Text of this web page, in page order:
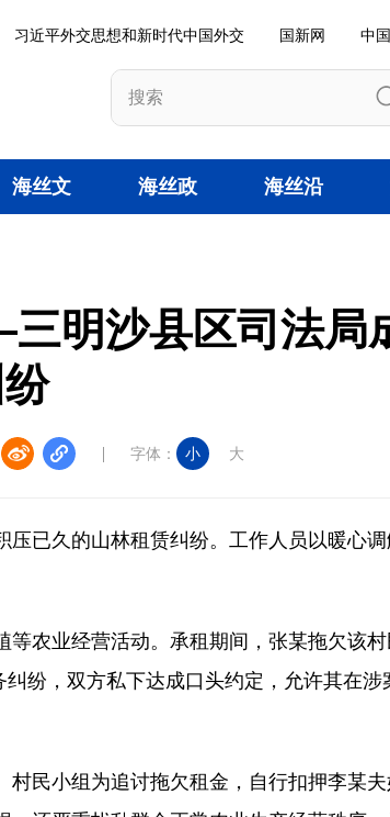
习近平外交思想和新时代中国外交 国新网 中
海丝文 海丝政 海丝沿
明沙县区司法局
字体： 小 大
已久的山林租赁纠纷。工作人员以暖心
农业经营活动。承租期间，张某拖欠该
纷，双方私下达成口头约定，允许其在涉
民小组为追讨拖欠租金，自行扣押李某